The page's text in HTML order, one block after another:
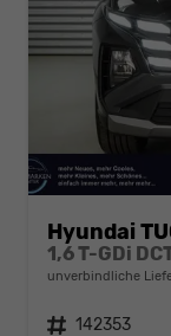
Hyundai
1,6 T-GDi
unverbindliche
Fahrzeugnr. 142353